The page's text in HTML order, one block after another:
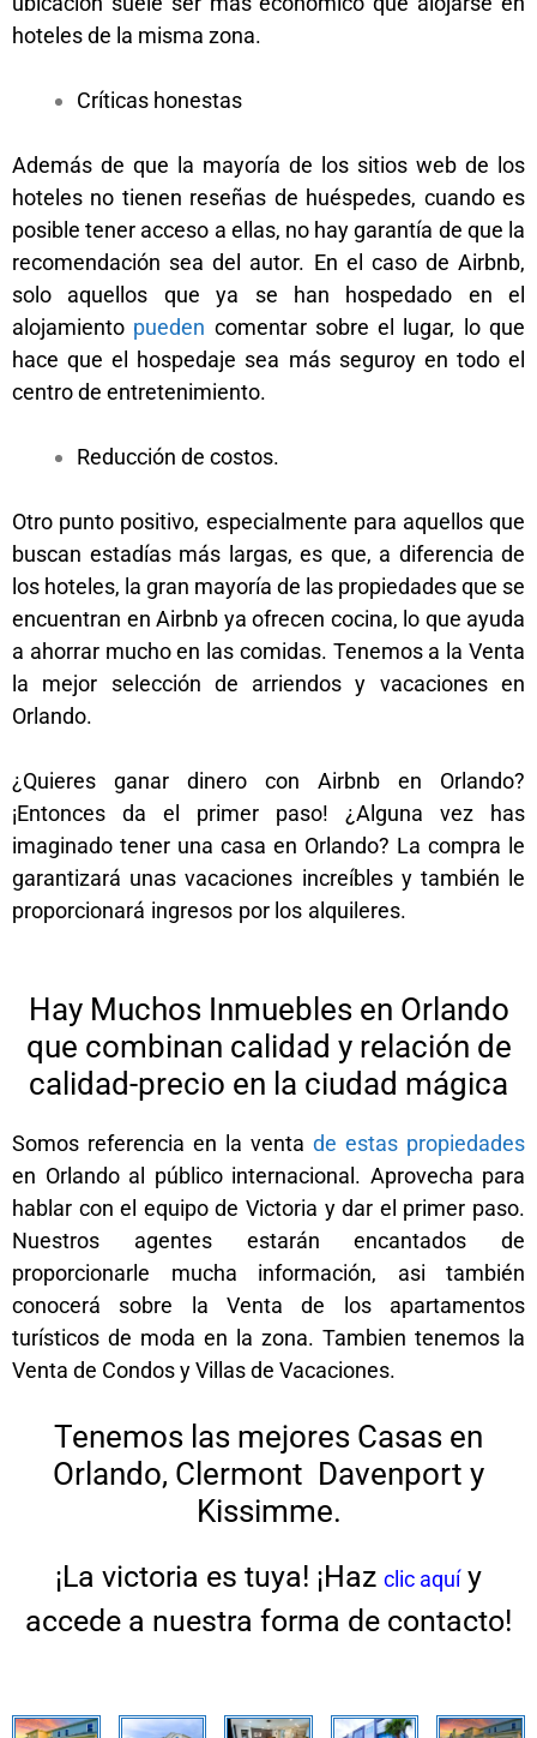
hoteles de la misma zona.
Críticas honestas
Además de que la mayoría de los sitios web de los
hoteles no tienen reseñas de huéspedes, cuando es
posible tener acceso a ellas, no hay garantía de que la
recomendación sea del autor. En el caso de Airbnb,
solo aquellos que ya se han hospedado en el
alojamiento pueden comentar sobre el lugar, lo que
hace que el hospedaje sea más seguroy en todo el
centro de entretenimiento.
Reducción de costos.
Otro punto positivo, especialmente para aquellos que
buscan estadías más largas, es que, a diferencia de
los hoteles, la gran mayoría de las propiedades que se
encuentran en Airbnb ya ofrecen cocina, lo que ayuda
a ahorrar mucho en las comidas. Tenemos a la Venta
la mejor selección de arriendos y vacaciones en
Orlando.
¿Quieres ganar dinero con Airbnb en Orlando?
¡Entonces da el primer paso! ¿Alguna vez has
imaginado tener una casa en Orlando? La compra le
garantizará unas vacaciones increíbles y también le
proporcionará ingresos por los alquileres.
Hay Muchos Inmuebles en Orlando
que combinan calidad y relación de
calidad-precio en la ciudad mágica
Somos referencia en la venta de estas propiedades
en Orlando al público internacional. Aprovecha para
hablar con el equipo de Victoria y dar el primer paso.
Nuestros agentes estarán encantados de
proporcionarle mucha información, asi también
conocerá sobre la Venta de los apartamentos
turísticos de moda en la zona. Tambien tenemos la
Venta de Condos y Villas de Vacaciones.
Tenemos las mejores Casas en
Orlando, Clermont Davenport y
Kissimme.
¡La victoria es tuya! ¡Haz clic aquíy
accede a nuestra forma de contacto!